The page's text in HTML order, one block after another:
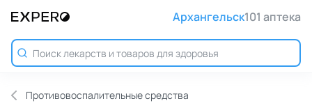
Архангельск101 аптека
Противовоспалительные средства